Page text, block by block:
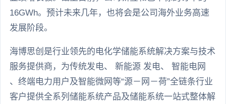
16GWh。预计未来几年，也将会是公司海外业务高速
发展阶段。
海博思创是行业领先的电化学储能系统解决方案与技术
服务提供商，为传统发电、 新能源 发电、 智能电网
、终端电力用户及智能微网等“源－网－荷”全链条行业
客户提供全系列储能系统产品及储能系统一站式整体解